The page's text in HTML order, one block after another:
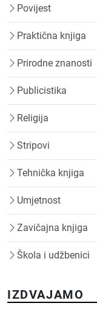
Povijest
Praktična knjiga
Prirodne znanosti
Publicistika
Religija
Stripovi
Tehnička knjiga
Umjetnost
Zavičajna knjiga
Škola i udžbenici
IZDVAJAMO